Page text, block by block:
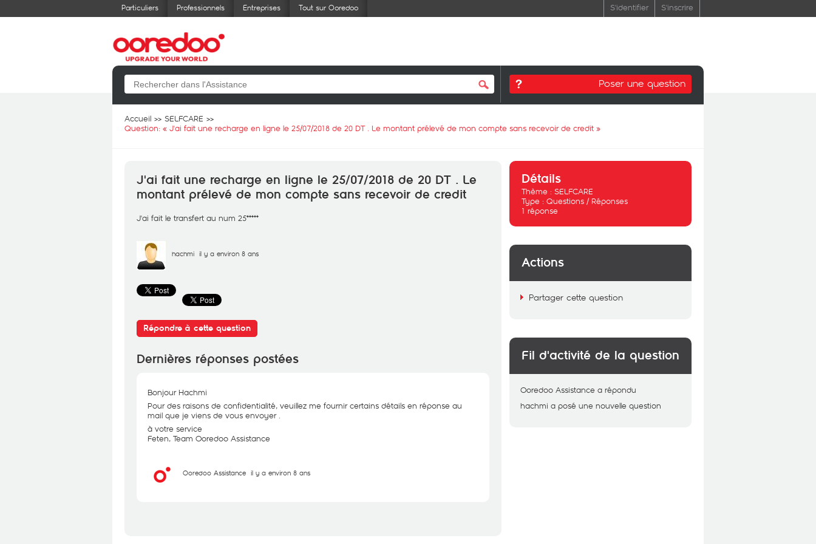
Particuliers Professionnels Entreprises Tout sur Ooredoo S'identifier S'inscrire
Poser une question
Accueil
SELFCARE
Question: « J'ai fait une recharge en ligne le 25/07/2018 de 20 DT . Le montant prélevé de mon compte sans recevoir de credit »
J'ai fait une recharge en ligne le 25/07/2018 de 20 DT . Le
montant prélevé de mon compte sans recevoir de credit
J'ai fait le transfert au num 25*****
hachmi il y a environ 8 ans
Répondre à cette question
Dernières réponses postées
Bonjour Hachmi
Pour des raisons de confidentialité, veuillez me fournir certains détails en réponse au
mail que je viens de vous envoyer .
à votre service
Feten, Team Ooredoo Assistance
Ooredoo Assistance il y a environ 8 ans
Détails
Thème : SELFCARE
Type : Questions / Réponses
1 réponse
Actions
Partager cette question
Fil d'activité de la question
Ooredoo Assistance a répondu
hachmi a posé une nouvelle question